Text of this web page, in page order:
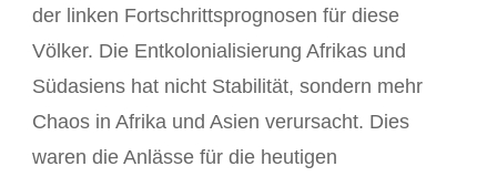
der linken Fortschrittsprognosen für diese
Völker. Die Entkolonialisierung Afrikas und
Südasiens hat nicht Stabilität, sondern mehr
Chaos in Afrika und Asien verursacht. Dies
waren die Anlässe für die heutigen